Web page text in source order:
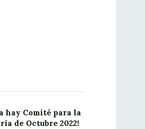
hay Comité para la
de Octubre 2022!